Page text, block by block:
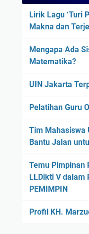
Lirik Lagu ‘Turi
Makna dan
Mengapa Ada
Matematika?
UIN Jakarta
Pelatihan Guru
Tim Mahasiswa
Bantu Jalan
Temu Pimpinan
LLDikti V dalam
PEMIMPIN
Profil KH.